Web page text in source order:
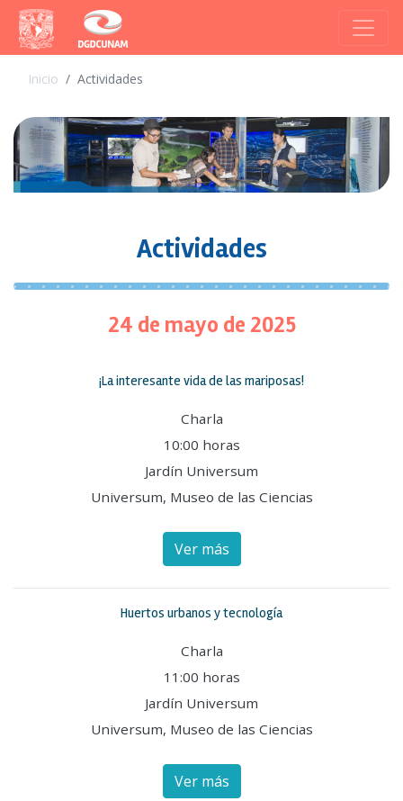
Inicio Actividades
Actividades
24 de mayo de 2025
¡La interesante vida de las mariposas!
Charla
10:00 horas
Jardín Universum
Universum, Museo de las Ciencias
Ver más
Huertos urbanos y tecnología
Charla
11:00 horas
Jardín Universum
Universum, Museo de las Ciencias
Ver más